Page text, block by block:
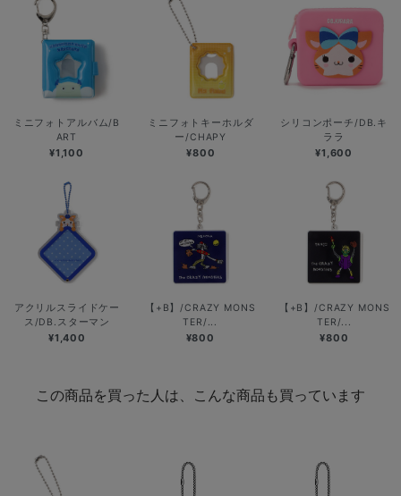
ミニフォトアルバム/B
ART
¥1,100
ミニフォトキーホルダ
ー/CHAPY
¥800
シリコンポーチ/DB.キ
ララ
¥1,600
アクリルスライドケー
ス/DB.スターマン
¥1,400
【+B】/CRAZY MONS
TER/...
¥800
【+B】/CRAZY MONS
TER/...
¥800
この商品を買った人は、こんな商品も買っています